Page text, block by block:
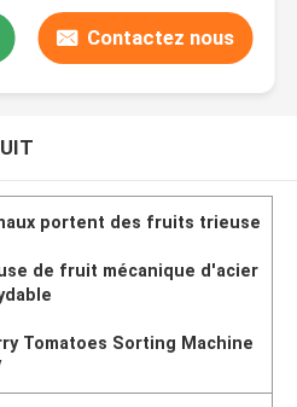
Contactez nous
portent des fruits trieuse
de fruit mécanique d'acier
Tomatoes Sorting Machine